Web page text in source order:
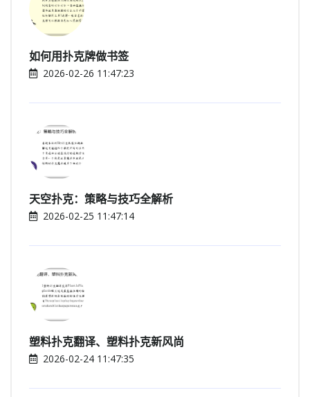
如何用扑克牌做书签
2026-02-26 11:47:23
天空扑克：策略与技巧全解析
2026-02-25 11:47:14
塑料扑克翻译、塑料扑克新风尚
2026-02-24 11:47:35